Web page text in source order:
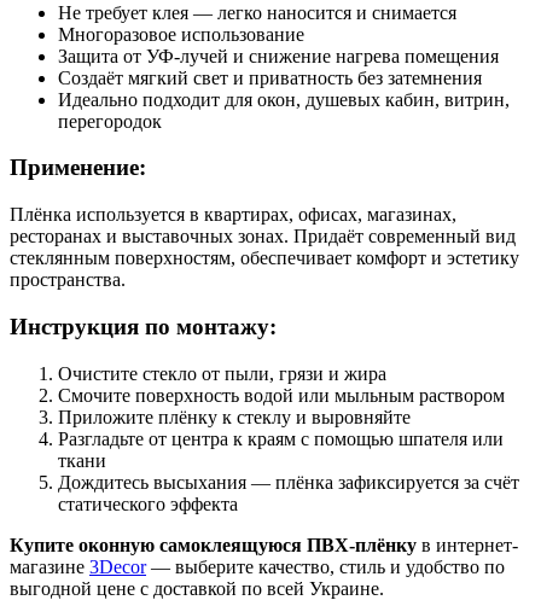
Не требует клея — легко наносится и снимается
Многоразовое использование
Защита от УФ-лучей и снижение нагрева помещения
Создаёт мягкий свет и приватность без затемнения
Идеально подходит для окон, душевых кабин, витрин,
перегородок
Применение:
Плёнка используется в квартирах, офисах, магазинах,
ресторанах и выставочных зонах. Придаёт современный вид
стеклянным поверхностям, обеспечивает комфорт и эстетику
пространства.
Инструкция по монтажу:
Очистите стекло от пыли, грязи и жира
Смочите поверхность водой или мыльным раствором
Приложите плёнку к стеклу и выровняйте
Разгладьте от центра к краям с помощью шпателя или
ткани
Дождитесь высыхания — плёнка зафиксируется за счёт
статического эффекта
Купите оконную самоклеящуюся ПВХ-плёнку в интернет-
магазине 3Decor— выберите качество, стиль и удобство по
выгодной цене с доставкой по всей Украине.